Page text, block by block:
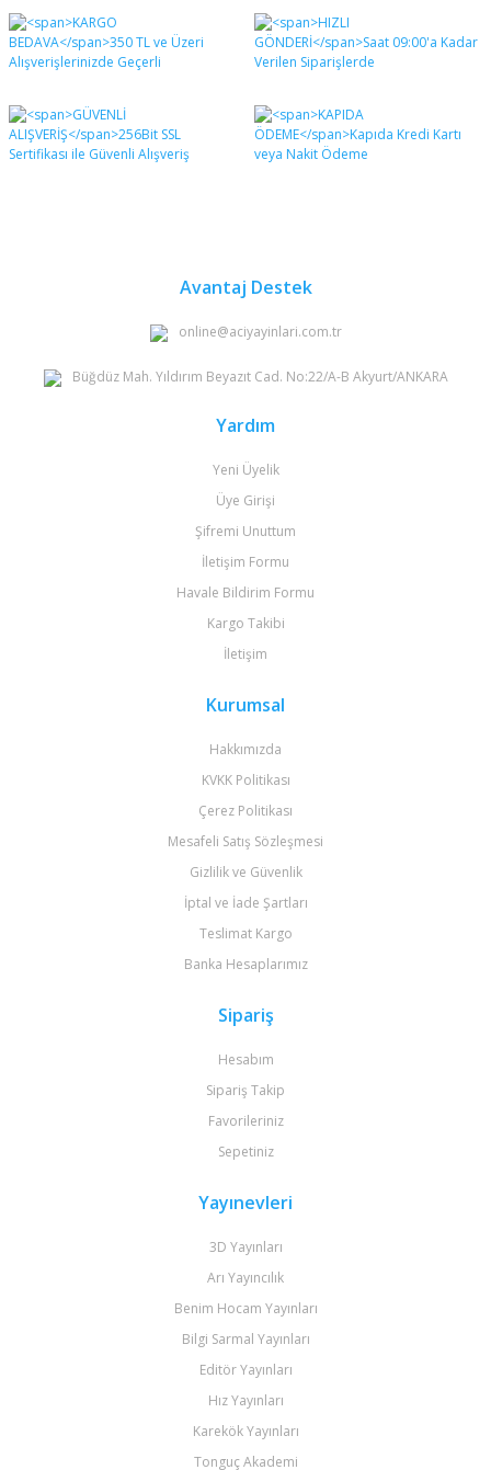
Bu ürüne ilk yorumu siz yapın!
Yorum Yaz
Bu ürünün fiyat bilgisi, resim, ürün açıklamalarında ve
diğer konularda yetersiz gördüğünüz noktaları öneri
formunu kullanarak tarafımıza iletebilirsiniz.
Görüş ve önerileriniz için teşekkür ederiz.
Ürün resmi kalitesiz, bozuk veya görüntülenemiyor.
Ürün açıklamasında eksik bilgiler bulunuyor.
Avantaj Destek
online@aciyayinlari.com.tr
Büğdüz Mah. Yıldırım Beyazıt Cad. No:22/A-B Akyurt/ANKARA
Yardım
Yeni Üyelik
Üye Girişi
Şifremi Unuttum
İletişim Formu
Havale Bildirim Formu
Kargo Takibi
İletişim
Kurumsal
Hakkımızda
KVKK Politikası
Çerez Politikası
Mesafeli Satış Sözleşmesi
Gizlilik ve Güvenlik
İptal ve İade Şartları
Teslimat Kargo
Banka Hesaplarımız
Sipariş
Hesabım
Sipariş Takip
Favorileriniz
Sepetiniz
Yayınevleri
3D Yayınları
Arı Yayıncılık
Benim Hocam Yayınları
Bilgi Sarmal Yayınları
Editör Yayınları
Hız Yayınları
Karekök Yayınları
Tonguç Akademi